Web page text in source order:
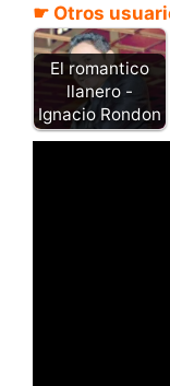
☛ Otros
El romantico
llanero -
Ignacio Rondon